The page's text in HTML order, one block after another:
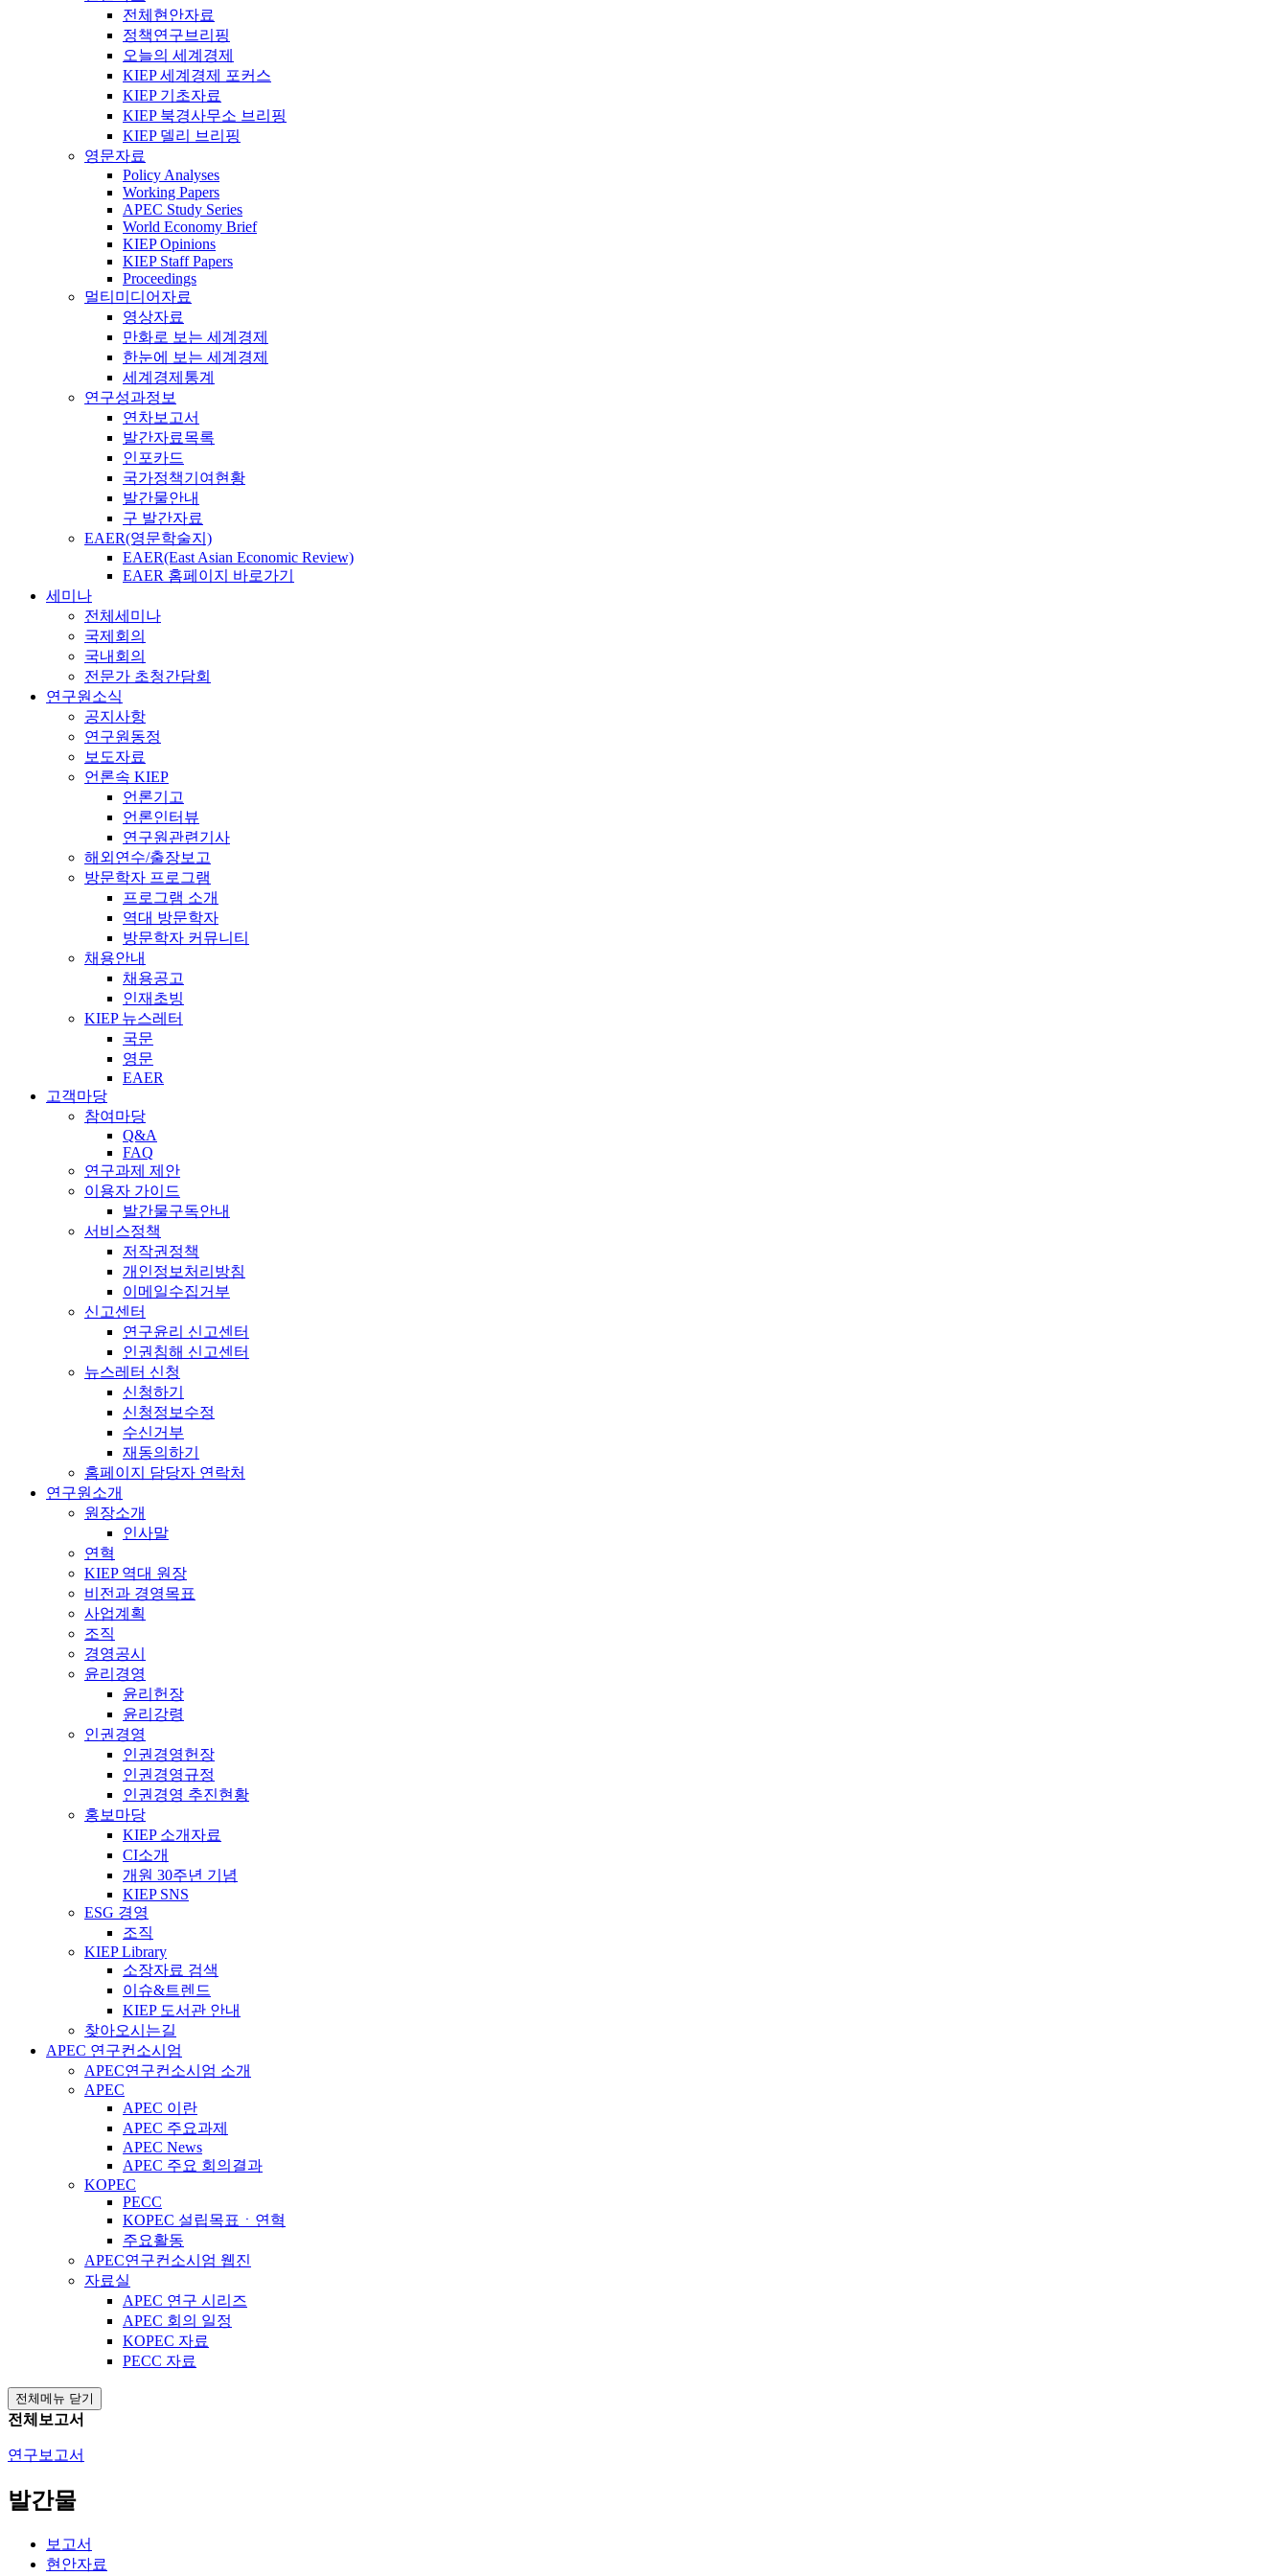
전체현안자료
정책연구브리핑
오늘의 세계경제
KIEP 세계경제 포커스
KIEP 기초자료
KIEP 북경사무소 브리핑
KIEP 델리 브리핑
영문자료
Policy Analyses
Working Papers
APEC Study Series
World Economy Brief
KIEP Opinions
KIEP Staff Papers
Proceedings
멀티미디어자료
영상자료
만화로 보는 세계경제
한눈에 보는 세계경제
세계경제통계
연구성과정보
연차보고서
발간자료목록
인포카드
국가정책기여현황
발간물안내
구 발간자료
EAER(영문학술지)
EAER(East Asian Economic Review)
EAER 홈페이지 바로가기
세미나
전체세미나
국제회의
국내회의
전문가 초청간담회
연구원소식
공지사항
연구원동정
보도자료
언론속 KIEP
언론기고
언론인터뷰
연구원관련기사
해외연수/출장보고
방문학자 프로그램
프로그램 소개
역대 방문학자
방문학자 커뮤니티
채용안내
채용공고
인재초빙
KIEP 뉴스레터
국문
영문
EAER
고객마당
참여마당
Q&A
FAQ
연구과제 제안
이용자 가이드
발간물구독안내
서비스정책
저작권정책
개인정보처리방침
이메일수집거부
신고센터
연구윤리 신고센터
인권침해 신고센터
뉴스레터 신청
신청하기
신청정보수정
수신거부
재동의하기
홈페이지 담당자 연락처
연구원소개
원장소개
인사말
연혁
KIEP 역대 원장
비전과 경영목표
사업계획
조직
경영공시
윤리경영
윤리헌장
윤리강령
인권경영
인권경영헌장
인권경영규정
인권경영 추진현황
홍보마당
KIEP 소개자료
CI소개
개원 30주년 기념
KIEP SNS
ESG 경영
조직
KIEP Library
소장자료 검색
이슈&트렌드
KIEP 도서관 안내
찾아오시는길
APEC 연구컨소시엄
APEC연구컨소시엄 소개
APEC
APEC 이란
APEC 주요과제
APEC News
APEC 주요 회의결과
KOPEC
PECC
KOPEC 설립목표ㆍ연혁
주요활동
APEC연구컨소시엄 웹진
자료실
APEC 연구 시리즈
APEC 회의 일정
KOPEC 자료
PECC 자료
전체메뉴 닫기
전체보고서
연구보고서
발간물
보고서
현안자료